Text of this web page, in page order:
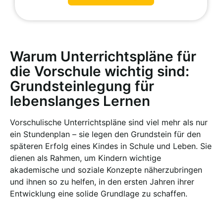
Warum Unterrichtspläne für
die Vorschule wichtig sind:
Grundsteinlegung für
lebenslanges Lernen
Vorschulische Unterrichtspläne sind viel mehr als nur
ein Stundenplan – sie legen den Grundstein für den
späteren Erfolg eines Kindes in Schule und Leben. Sie
dienen als Rahmen, um Kindern wichtige
akademische und soziale Konzepte näherzubringen
und ihnen so zu helfen, in den ersten Jahren ihrer
Entwicklung eine solide Grundlage zu schaffen.